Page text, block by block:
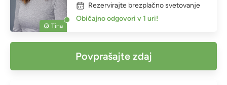
Tina
Rezervirajte brezplačno svetovanje
Običajno odgovori v 1 uri!
Povprašajte zdaj